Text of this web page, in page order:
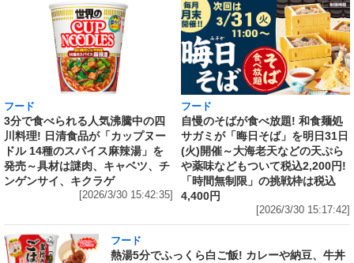
フード
3分で食べられる人気沸騰中の四
川料理! 日清食品が「カップヌー
ドル 14種のスパイス麻辣湯」を
発売～具材は謎肉、キャベツ、チ
ンゲンサイ、キクラゲ
[2026/3/30 15:42:35]
フード
自慢のそばが食べ放題! 和食麺処
サガミが「晦日そば」を明日31日
(火)開催～大海老天などの天ぷら
や薬味などもついて税込2,200円!
「時間無制限」の挑戦枠は税込
4,400円
[2026/3/30 15:17:42]
フード
熱湯5分でふっくら白ご飯! カレーや納豆、牛丼